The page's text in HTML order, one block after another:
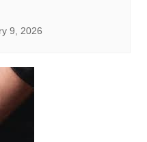
9, 2026